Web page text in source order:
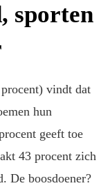
sporten
vindt dat
hun
geeft toe
43 procent zich
De boosdoener?